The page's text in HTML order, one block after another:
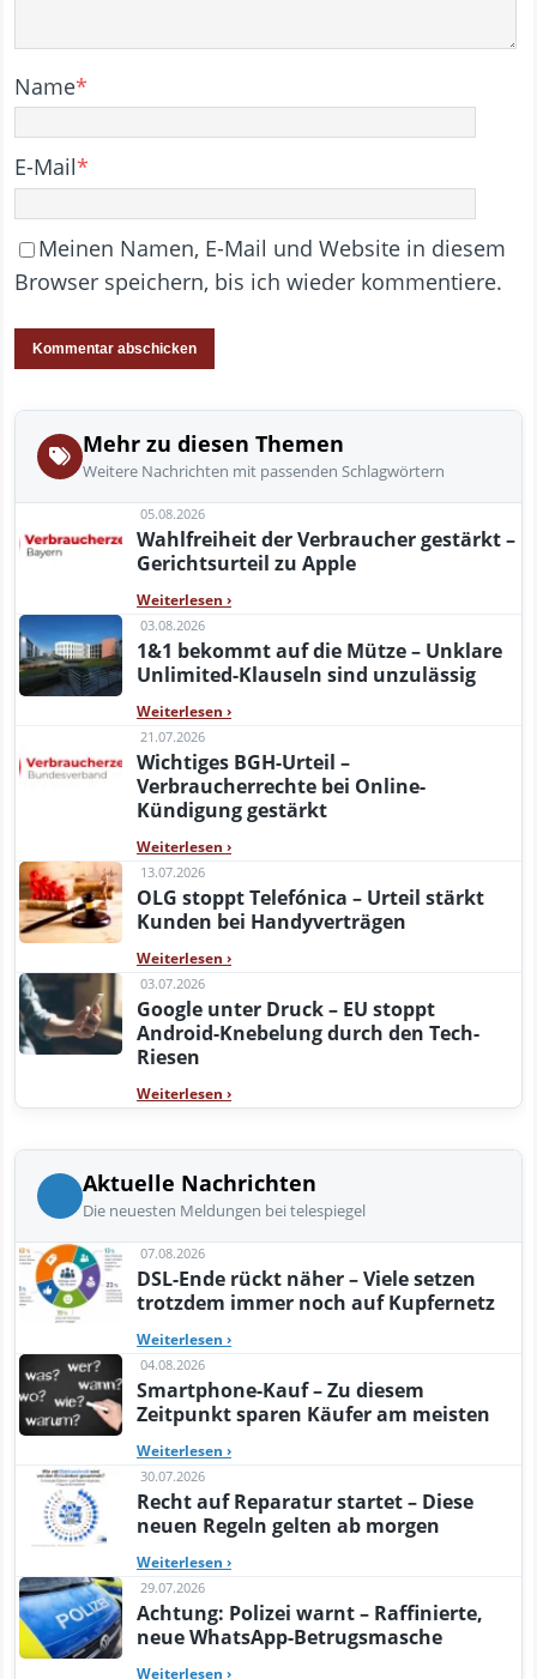
Name*
E-Mail*
Meinen Namen, E-Mail und Website in diesem
Browser speichern, bis ich wieder kommentiere.
Mehr zu diesen Themen
Weitere Nachrichten mit passenden Schlagwörtern
05.08.2026
Wahlfreiheit der Verbraucher gestärkt –
Gerichtsurteil zu Apple
Weiterlesen ›
03.08.2026
1&1 bekommt auf die Mütze – Unklare
Unlimited-Klauseln sind unzulässig
Weiterlesen ›
21.07.2026
Wichtiges BGH-Urteil –
Verbraucherrechte bei Online-
Kündigung gestärkt
Weiterlesen ›
13.07.2026
OLG stoppt Telefónica – Urteil stärkt
Kunden bei Handyverträgen
Weiterlesen ›
03.07.2026
Google unter Druck – EU stoppt
Android-Knebelung durch den Tech-
Riesen
Weiterlesen ›
Aktuelle Nachrichten
Die neuesten Meldungen bei telespiegel
07.08.2026
DSL-Ende rückt näher – Viele setzen
trotzdem immer noch auf Kupfernetz
Weiterlesen ›
04.08.2026
Smartphone-Kauf – Zu diesem
Zeitpunkt sparen Käufer am meisten
Weiterlesen ›
30.07.2026
Recht auf Reparatur startet – Diese
neuen Regeln gelten ab morgen
Weiterlesen ›
29.07.2026
Achtung: Polizei warnt – Raffinierte,
neue WhatsApp-Betrugsmasche
Weiterlesen ›